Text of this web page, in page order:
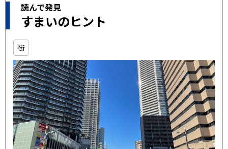
読んで発見
すまいのヒント
街